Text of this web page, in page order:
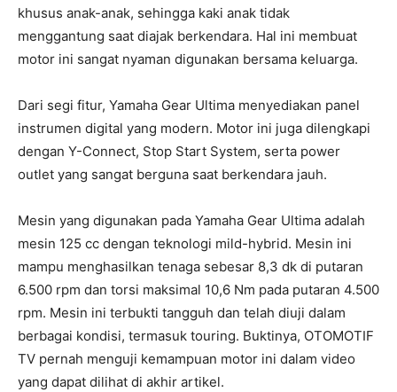
khusus anak-anak, sehingga kaki anak tidak
menggantung saat diajak berkendara. Hal ini membuat
motor ini sangat nyaman digunakan bersama keluarga.
Dari segi fitur, Yamaha Gear Ultima menyediakan panel
instrumen digital yang modern. Motor ini juga dilengkapi
dengan Y-Connect, Stop Start System, serta power
outlet yang sangat berguna saat berkendara jauh.
Mesin yang digunakan pada Yamaha Gear Ultima adalah
mesin 125 cc dengan teknologi mild-hybrid. Mesin ini
mampu menghasilkan tenaga sebesar 8,3 dk di putaran
6.500 rpm dan torsi maksimal 10,6 Nm pada putaran 4.500
rpm. Mesin ini terbukti tangguh dan telah diuji dalam
berbagai kondisi, termasuk touring. Buktinya, OTOMOTIF
TV pernah menguji kemampuan motor ini dalam video
yang dapat dilihat di akhir artikel.